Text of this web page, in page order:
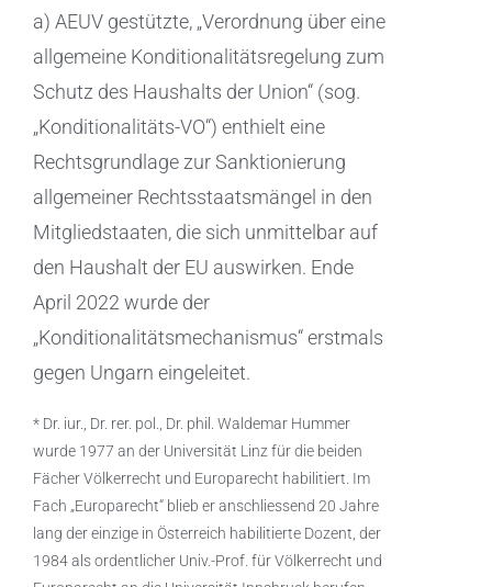
a) AEUV gestützte, „Verordnung über eine
allgemeine Konditionalitätsregelung zum
Schutz des Haushalts der Union“ (sog.
„Konditionalitäts-VO“) enthielt eine
Rechtsgrundlage zur Sanktionierung
allgemeiner Rechtsstaatsmängel in den
Mitgliedstaaten, die sich unmittelbar auf
den Haushalt der EU auswirken. Ende
April 2022 wurde der
„Konditionalitätsmechanismus“ erstmals
gegen Ungarn eingeleitet.
* Dr. iur., Dr. rer. pol., Dr. phil. Waldemar Hummer
wurde 1977 an der Universität Linz für die beiden
Fächer Völkerrecht und Europarecht habilitiert. Im
Fach „Europarecht“ blieb er anschliessend 20 Jahre
lang der einzige in Österreich habilitierte Dozent, der
1984 als ordentlicher Univ.-Prof. für Völkerrecht und